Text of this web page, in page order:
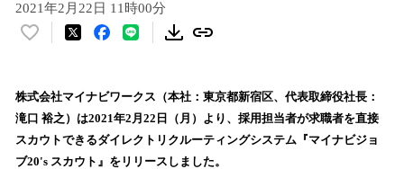
2021年2月22日 11時00分
い
！
数
を
読
株式会社マイナビワークス（本社：東京都新宿区、代表取締役社長：
滝口 裕之）は2021年2月22日（月）より、採用担当者が求職者を直接
スカウトできるダイレクトリクルーティングシステム『マイナビジョ
ブ20's スカウト』をリリースしました。